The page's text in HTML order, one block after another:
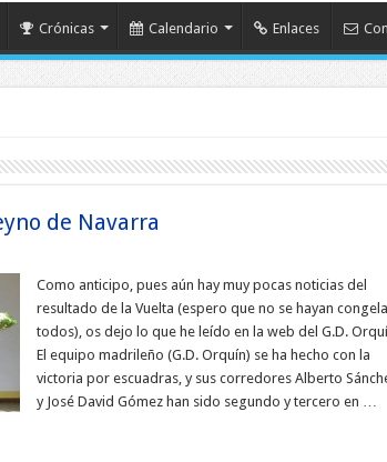
Crónicas Calendario Enlaces
de Navarra
Como anticipo, pues aún hay muy pocas noticias del
resultado de la Vuelta (espero que no se hayan
todos), os dejo lo que he leído en la web del G.D.
El equipo madrileño (G.D. Orquín) se ha hecho con la
victoria por escuadras, y sus corredores Alberto
y José David Gómez han sido segundo y tercero en …